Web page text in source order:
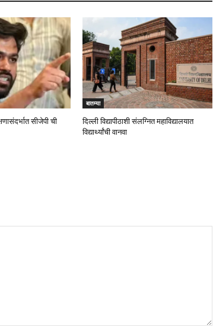
सीजेपी ची
बातम्या
दिल्ली विद्यापीठाशी संलग्नित महाविद्यालयात
विद्यार्थ्यांची वानवा